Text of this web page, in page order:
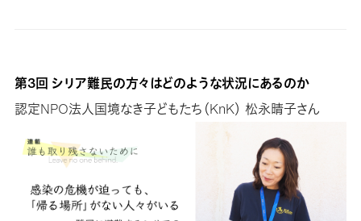
第3回 シリア難民の方々はどのような状況にあるのか
認定NPO法人国境なき子どもたち（KnK） 松永晴子さん